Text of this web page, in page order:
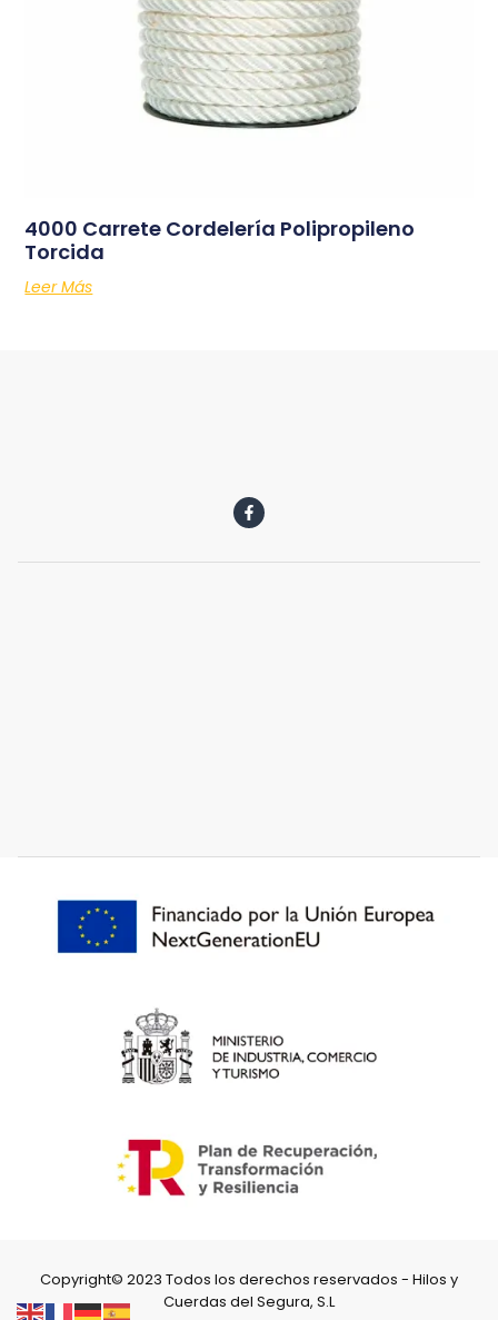
4000 Carrete Cordelería Polipropileno
Torcida
Leer Más
Copyright© 2023 Todos los derechos reservados - Hilos y
Cuerdas del Segura, S.L